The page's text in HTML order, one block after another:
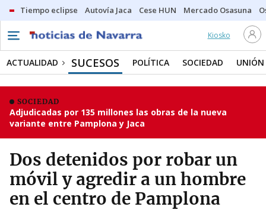
Tiempo eclipse Autovía Jaca Cese HUN Mercado Osasuna
Kiosko
ACTUALIDAD SUCESOS POLÍTICA SOCIEDAD UNIÓN
SOCIEDAD
Adjudicadas por 135 millones las obras de la nueva
variante entre Pamplona y Jaca
Dos detenidos por robar un
móvil y agredir a un hombre
en el centro de Pamplona